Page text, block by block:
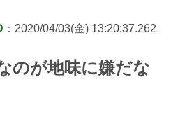
：2020/04/03(金) 13:20:37.262
のが地味に嫌だな